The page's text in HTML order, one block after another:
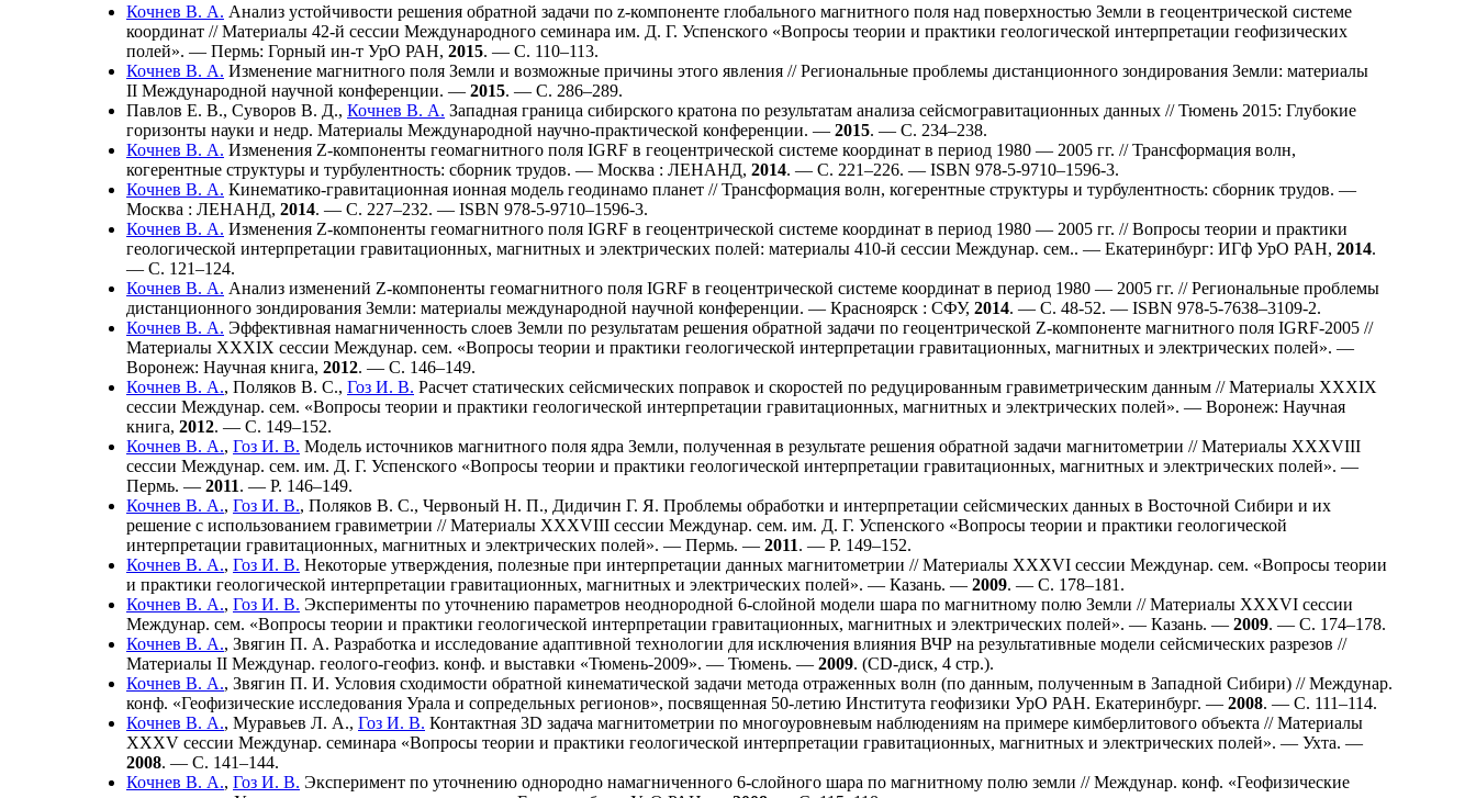
Кочнев В. А. Анализ устойчивости решения обратной задачи по z-компоненте глобального магнитного поля над поверхностью Земли в геоцентрической системе
координат // Материалы 42-й сессии Международного семинара им. Д. Г. Успенского «Вопросы теории и практики геологической интерпретации геофизических
полей». — Пермь: Горный ин-т УрО РАН, 2015. — С. 110–113.
Кочнев В. А. Изменение магнитного поля Земли и возможные причины этого явления // Региональные проблемы дистанционного зондирования Земли: материалы
II Международной научной конференции. — 2015. — С. 286–289.
Павлов Е. В., Суворов В. Д., Кочнев В. А. Западная граница сибирского кратона по результатам анализа сейсмогравитационных данных // Тюмень 2015: Глубокие
горизонты науки и недр. Материалы Международной научно-практической конференции. — 2015. — С. 234–238.
Кочнев В. А. Изменения Z-компоненты геомагнитного поля IGRF в геоцентрической системе координат в период 1980 — 2005 гг. // Трансформация волн,
когерентные структуры и турбулентность: сборник трудов. — Москва : ЛЕНАНД, 2014. — С. 221–226. — ISBN 978-5-9710–1596-3.
Кочнев В. А. Кинематико-гравитационная ионная модель геодинамо планет // Трансформация волн, когерентные структуры и турбулентность: сборник трудов. —
Москва : ЛЕНАНД, 2014. — С. 227–232. — ISBN 978-5-9710–1596-3.
Кочнев В. А. Изменения Z-компоненты геомагнитного поля IGRF в геоцентрической системе координат в период 1980 — 2005 гг. // Вопросы теории и практики
геологической интерпретации гравитационных, магнитных и электрических полей: материалы 410-й сессии Междунар. сем.. — Екатеринбург: ИГф УрО РАН, 2014.
— С. 1 21–124.
Кочнев В. А. Анализ изменений Z-компоненты геомагнитного поля IGRF в геоцентрической системе координат в период 1980 — 2005 гг. // Региональные проблемы
дистанционного зондирования Земли: материалы международной научной конференции. — Красноярск : СФУ, 2014. — С. 48-52. — ISBN 978-5-7638–3109-2.
Кочнев В. А. Эффективная намагниченность слоев Земли по результатам решения обратной задачи по геоцентрической Z-компоненте магнитного поля IGRF-2005 //
Материалы XXXIX сессии Междунар. сем. «Вопросы теории и практики геологической интерпретации гравитационных, магнитных и электрических полей». —
Воронеж: Научная книга, 2012. — С. 146–149.
Кочнев В. А., Поляков В. С., Гоз И. В. Расчет статических сейсмических поправок и скоростей по редуцированным гравиметрическим данным // Материалы XXXIX
сессии Междунар. сем. «Вопросы теории и практики геологической интерпретации гравитационных, магнитных и электрических полей». — Воронеж: Научная
книга, 2012. — С. 149–152.
Кочнев В. А., Гоз И. В. Модель источников магнитного поля ядра Земли, полученная в результате решения обратной задачи магнитометрии // Материалы XXXVIII
сессии Междунар. сем. им. Д. Г. Успенского «Вопросы теории и практики геологической интерпретации гравитационных, магнитных и электрических полей». —
Пермь. — 2011. — P. 146–149.
Кочнев В. А., Гоз И. В., Поляков В. С., Червоный Н. П., Дидичин Г. Я. Проблемы обработки и интерпретации сейсмических данных в Восточной Сибири и их
решение с использованием гравиметрии // Материалы XXXVIII сессии Междунар. сем. им. Д. Г. Успенского «Вопросы теории и практики геологической
интерпретации гравитационных, магнитных и электрических полей». — Пермь. — 2011. — P. 149–152.
Кочнев В. А., Гоз И. В. Некоторые утверждения, полезные при интерпретации данных магнитометрии // Материалы XXXVI сессии Междунар. сем. «Вопросы теории
и практики геологической интерпретации гравитационных, магнитных и электрических полей». — Казань. — 2009. — С. 1 78–181 .
Кочнев В. А., Гоз И. В. Эксперименты по уточнению параметров неоднородной 6-слойной модели шара по магнитному полю Земли // Материалы XXXVI сессии
Междунар. сем. «Вопросы теории и практики геологической интерпретации гравитационных, магнитных и электрических полей». — Казань. — 2009. — С. 1 74–178.
Кочнев В. А., Звягин П. А. Разработка и исследование адаптивной технологии для исключения влияния ВЧР на результативные модели сейсмических разрезов //
Материалы II Междунар. геолого-геофиз. конф. и выставки «Тюмень-2009». — Тюмень. — 2009. (CD-диск, 4 стр.).
Кочнев В. А., Звягин П. И. Условия сходимости обратной кинематической задачи метода отраженных волн (по данным, полученным в Западной Сибири) // Междунар.
конф. «Геофизические исследования Урала и сопредельных регионов», посвященная 50-летию Института геофизики УрО РАН. Екатеринбург. — 2008. — С. 111–114.
Кочнев В. А., Муравьев Л. А., Гоз И. В. Контактная 3D задача магнитометрии по многоуровневым наблюдениям на примере кимберлитового объекта // Материалы
XXXV сессии Междунар. семинара «Вопросы теории и практики геологической интерпретации гравитационных, магнитных и электрических полей». — Ухта. —
2008. — С. 141–144.
Кочнев В. А., Гоз И. В. Эксперимент по уточнению однородно намагниченного 6-слойного шара по магнитному полю земли // Междунар. конф. «Геофизические